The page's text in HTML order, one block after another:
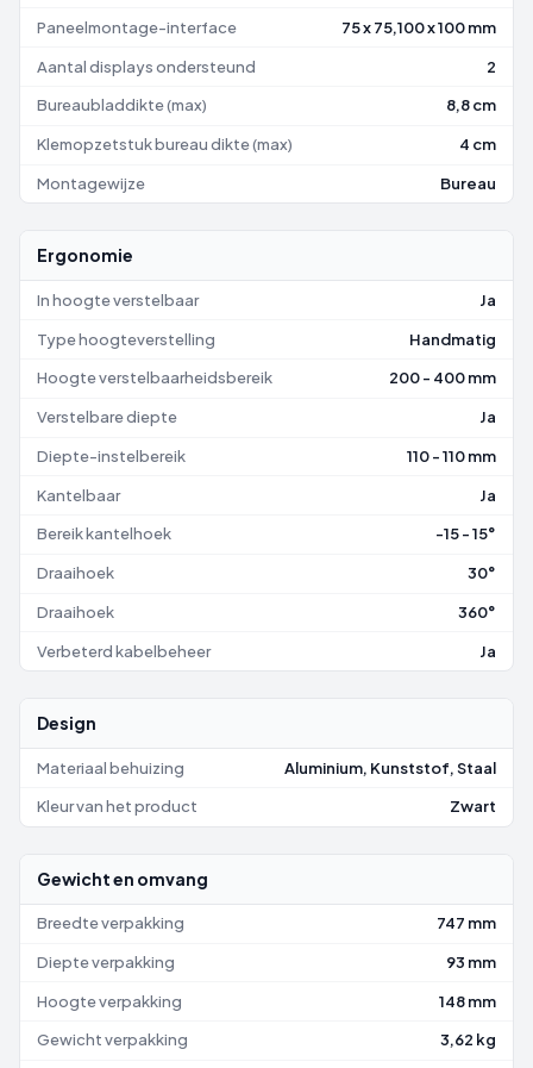
Paneelmontage-interface 75 x 75,100 x 100 mm
Aantal displays ondersteund 2
Bureaubladdikte (max) 8,8 cm
Klemopzetstuk bureau dikte (max) 4 cm
Montagewijze Bureau
Ergonomie
In hoogte verstelbaar Ja
Type hoogteverstelling Handmatig
Hoogte verstelbaarheidsbereik 200 - 400 mm
Verstelbare diepte Ja
Diepte-instelbereik 110 - 110 mm
Kantelbaar Ja
Bereik kantelhoek -15 - 15°
Draaihoek 30°
Draaihoek 360°
Verbeterd kabelbeheer Ja
Design
Materiaal behuizing Aluminium, Kunststof, Staal
Kleur van het product Zwart
Gewicht en omvang
Breedte verpakking 747 mm
Diepte verpakking 93 mm
Hoogte verpakking 148 mm
Gewicht verpakking 3,62 kg